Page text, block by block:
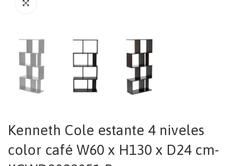
Kenneth Cole estante 4 niveles
color café W60 x H130 x D24 cm-